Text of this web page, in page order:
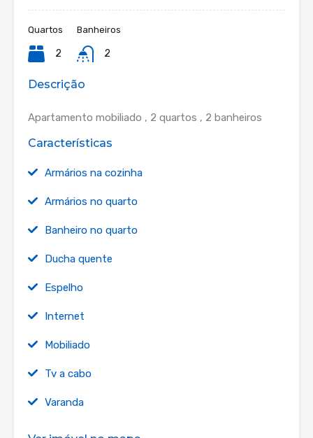
Quartos
2
Banheiros
2
Descrição
Apartamento mobiliado , 2 quartos , 2 banheiros
Características
Armários na cozinha
Armários no quarto
Banheiro no quarto
Ducha quente
Espelho
Internet
Mobiliado
Tv a cabo
Varanda